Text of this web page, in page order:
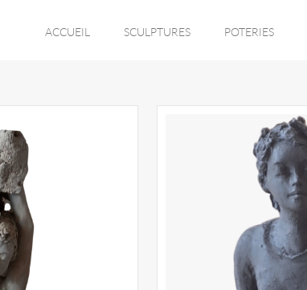
ACCUEIL SCULPTURES POTERIES